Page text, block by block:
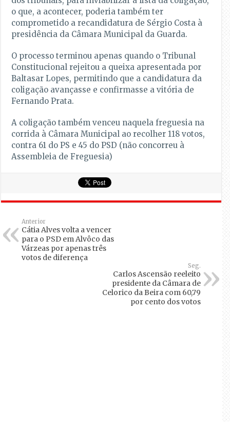
o que, a acontecer, poderia também ter
comprometido a recandidatura de Sérgio Costa à
presidência da Câmara Municipal da Guarda.
O processo terminou apenas quando o Tribunal
Constitucional rejeitou a queixa apresentada por
Baltasar Lopes, permitindo que a candidatura da
coligação avançasse e confirmasse a vitória de
Fernando Prata.
A coligação também venceu naquela freguesia na
corrida à Câmara Municipal ao recolher 118 votos,
contra 61 do PS e 45 do PSD (não concorreu à
Assembleia de Freguesia)
Anterior
Cátia Alves volta a vencer
para o PSD em Alvôco das
Várzeas por apenas três
votos de diferença
Seg.
Carlos Ascensão reeleito
presidente da Câmara de
Celorico da Beira com 60,79
por cento dos votos